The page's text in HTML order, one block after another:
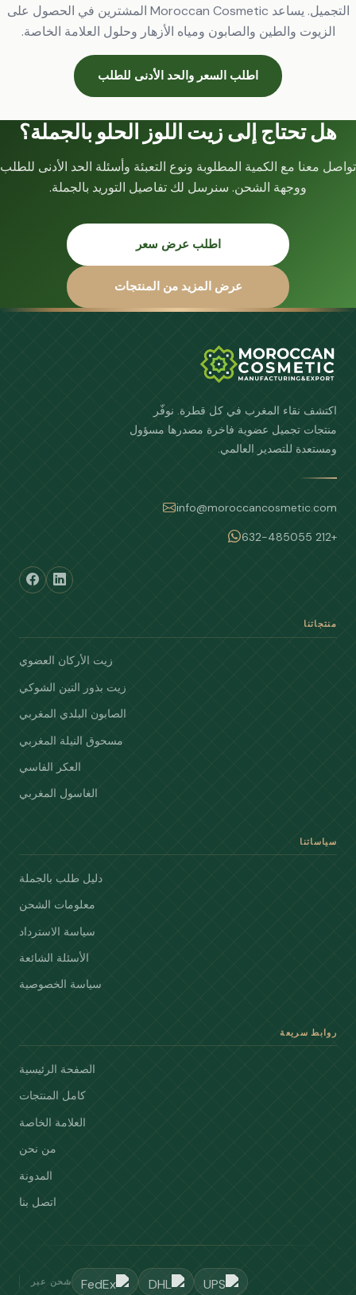
التجميل. يساعد Moroccan Cosmetic المشترين في الحصول على
الزيوت والطين والصابون ومياه الأزهار وحلول العلامة الخاصة.
اطلب السعر والحد الأدنى للطلب
هل تحتاج إلى زيت اللوز الحلو بالجملة؟
تواصل معنا مع الكمية المطلوبة ونوع التعبئة وأسئلة الحد الأدنى للطلب
ووجهة الشحن. سنرسل لك تفاصيل التوريد بالجملة.
اطلب عرض سعر
عرض المزيد من المنتجات
اكتشف نقاء المغرب في كل قطرة. نوفّر
منتجات تجميل عضوية فاخرة مصدرها مسؤول
ومستعدة للتصدير العالمي.
info@moroccancosmetic.com
+212 632-485055
منتجاتنا
زيت الأركان العضوي
زيت بذور التين الشوكي
الصابون البلدي المغربي
مسحوق النيلة المغربي
العكر الفاسي
الغاسول المغربي
سياساتنا
دليل طلب بالجملة
معلومات الشحن
سياسة الاسترداد
الأسئلة الشائعة
سياسة الخصوصية
روابط سريعة
الصفحة الرئيسية
كامل المنتجات
العلامة الخاصة
من نحن
المدونة
اتصل بنا
شحن عبر